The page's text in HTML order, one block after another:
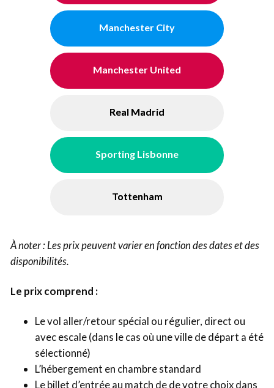
Manchester City
Manchester United
Real Madrid
Sporting Lisbonne
Tottenham
À noter : Les prix peuvent varier en fonction des dates et des
disponibilités.
Le prix comprend :
Le vol aller/retour spécial ou régulier, direct ou
avec escale (dans le cas où une ville de départ a été
sélectionné)
L’hébergement en chambre standard
Le billet d’entrée au match de de votre choix dans